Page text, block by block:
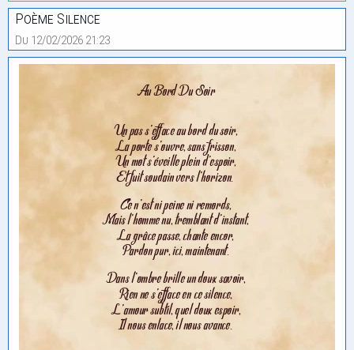
Poème Silence
Du 12/02/2026 21:23